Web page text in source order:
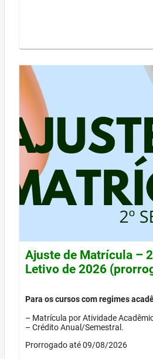
Ajuste de Matrícula –
Letivo de 2026
Para os cursos com regimes
– Matrícula por Atividade
– Crédito Anual/Semestral.
Prorrogado até 09/08/2026